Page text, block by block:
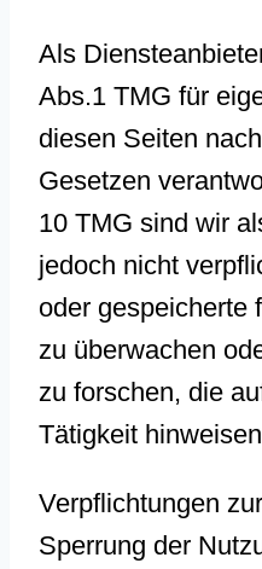
Als
Abs.1 TMG für
diesen Seiten
Gesetzen
10 TMG sind wir
jedoch nicht
oder gespeicherte
zu überwachen
zu forschen, die
Tätigkeit
Verpflichtungen
Sperrung der